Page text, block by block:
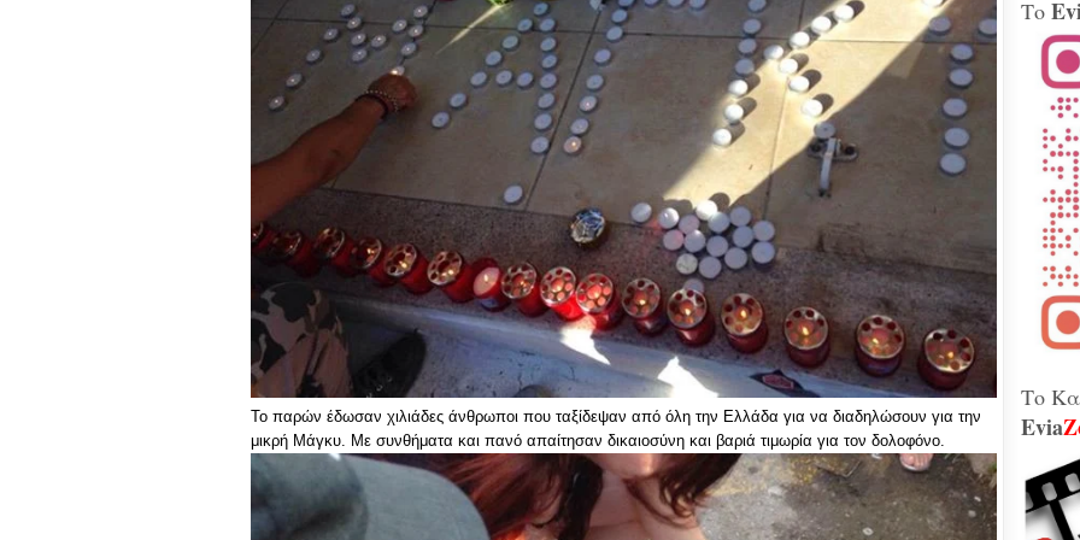
Το παρών έδωσαν χιλιάδες άνθρωποι που ταξίδεψαν από όλη την Ελλάδα για να διαδηλώσουν για την
μικρή Μάγκυ. Με συνθήματα και πανό απαίτησαν δικαιοσύνη και βαριά τιμωρία για τον δολοφόνο.
240
Τα
το
Το
Το
Evia